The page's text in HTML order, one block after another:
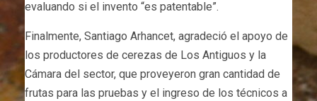
evaluando si el invento “es patentable”.
Finalmente, Santiago Arhancet, agradeció el apoyo de
los productores de cerezas de Los Antiguos y la
Cámara del sector, que proveyeron gran cantidad de
frutas para las pruebas y el ingreso de los técnicos a